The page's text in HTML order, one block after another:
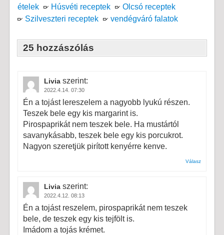
ételek
Húsvéti receptek
Olcsó receptek
Szilveszteri receptek
vendégváró falatok
25 hozzászólás
Livia szerint:
2022.4.14. 07:30
Én a tojást lereszelem a nagyobb lyukú részen.
Teszek bele egy kis margarint is.
Pirospaprikát nem teszek bele. Ha mustártól
savanykásabb, teszek bele egy kis porcukrot.
Nagyon szeretjük pirított kenyérre kenve.
Válasz
Livia szerint:
2022.4.12. 08:13
Én a tojást reszelem, pirospaprikát nem teszek
bele, de teszek egy kis tejfölt is.
Imádom a tojás krémet.